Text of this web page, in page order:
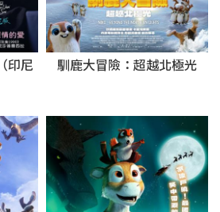
印尼 馴鹿大冒險：超越北極光